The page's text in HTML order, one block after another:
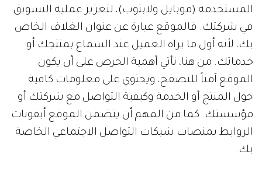
المستخدمة (موبايل ولابتوب)، لتعزيز عملية التسويق
في شركتك. فالموقع عبارة عن عنوان الغلاف الخاص
بك، لأنه أول ما يراه العميل عند السماع بمنتجك أو
خدماتك. من هنا، تأتي أهمية الحرص على أن يكون
الموقع آمناً للتصفح، ويحتوي على معلومات كافية
حول المنتج أو الخدمة وكيفية التواصل مع شركتك أو
مؤسستك. كما من المهم أن يتضمن الموقع أيقونات
الروابط بمنصات شبكات التواصل الاجتماعي الخاصة
بك.